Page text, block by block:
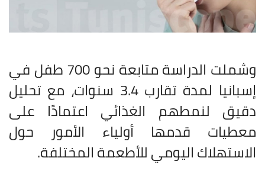
وشملت الدراسة متابعة نحو 700 طفل في
إسبانيا لمدة تقارب 3.4 سنوات، مع تحليل
دقيق لنمطهم الغذائي اعتمادًا على
معطيات قدمها أولياء الأمور حول
الاستهلاك اليومي للأطعمة المختلفة.